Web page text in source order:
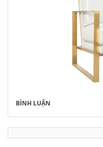
BÌNH LUẬN